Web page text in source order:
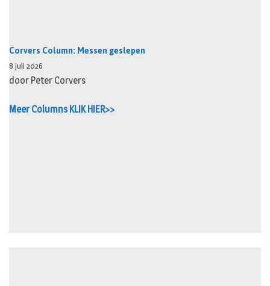
Corvers Column: Messen geslepen
8 juli 2026
door Peter Corvers
Meer Columns KLIK HIER>>